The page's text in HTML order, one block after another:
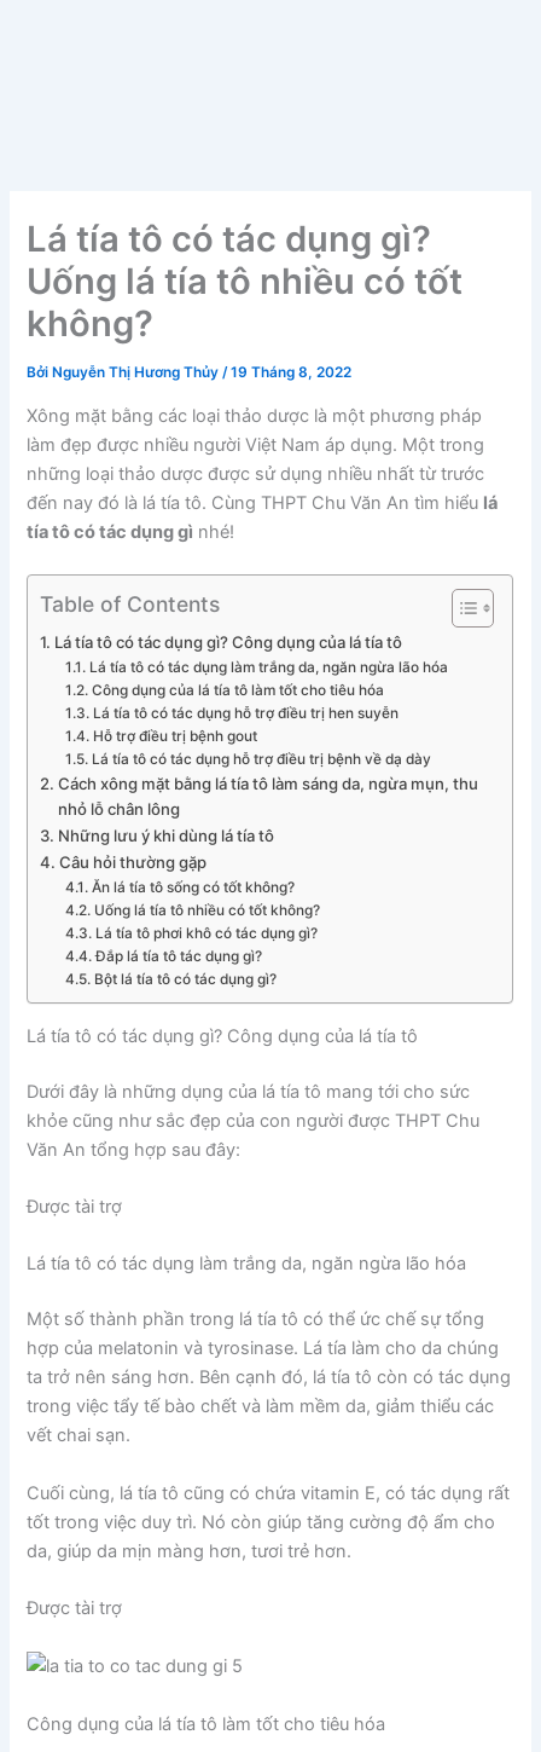
Lá tía tô có tác dụng gì?
Uống lá tía tô nhiều có tốt
không?
Bởi Nguyễn Thị Hương Thủy/19 Tháng 8, 2022
Xông mặt bằng các loại thảo dược là một phương pháp
làm đẹp được nhiều người Việt Nam áp dụng. Một trong
những loại thảo dược được sử dụng nhiều nhất từ trước
đến nay đó là lá tía tô. Cùng THPT Chu Văn An tìm hiểu lá
tía tô có tác dụng gì nhé!
Table of Contents
Lá tía tô có tác dụng gì? Công dụng của lá tía tô
Lá tía tô có tác dụng làm trắng da, ngăn ngừa lão hóa
Công dụng của lá tía tô làm tốt cho tiêu hóa
Lá tía tô có tác dụng hỗ trợ điều trị hen suyễn
Hỗ trợ điều trị bệnh gout
Lá tía tô có tác dụng hỗ trợ điều trị bệnh về dạ dày
Cách xông mặt bằng lá tía tô làm sáng da, ngừa mụn, thu
nhỏ lỗ chân lông
Những lưu ý khi dùng lá tía tô
Câu hỏi thường gặp
Ăn lá tía tô sống có tốt không?
Uống lá tía tô nhiều có tốt không?
Lá tía tô phơi khô có tác dụng gì?
Đắp lá tía tô tác dụng gì?
Bột lá tía tô có tác dụng gì?
Lá tía tô có tác dụng gì? Công dụng của lá tía tô
Dưới đây là những dụng của lá tía tô mang tới cho sức
khỏe cũng như sắc đẹp của con người được THPT Chu
Văn An tổng hợp sau đây:
Được tài trợ
Lá tía tô có tác dụng làm trắng da, ngăn ngừa lão hóa
Một số thành phần trong lá tía tô có thể ức chế sự tổng
hợp của melatonin và tyrosinase. Lá tía làm cho da chúng
ta trở nên sáng hơn. Bên cạnh đó, lá tía tô còn có tác dụng
trong việc tẩy tế bào chết và làm mềm da, giảm thiểu các
vết chai sạn.
Cuối cùng, lá tía tô cũng có chứa vitamin E, có tác dụng rất
tốt trong việc duy trì. Nó còn giúp tăng cường độ ẩm cho
da, giúp da mịn màng hơn, tươi trẻ hơn.
Được tài trợ
Công dụng của lá tía tô làm tốt cho tiêu hóa